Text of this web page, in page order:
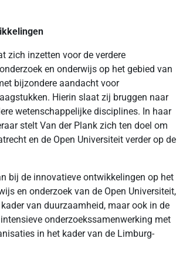
zich inzetten voor de verdere
en onderwijs op het gebied van
bijzondere aandacht voor
Hierin slaat zij bruggen naar
wetenschappelijke disciplines. In haar
stelt Van der Plank zich ten doel om
en de Open Universiteit verder op de
bij de innovatieve ontwikkelingen op het
en onderzoek van de Open Universiteit,
van duurzaamheid, maar ook in de
onderzoekssamenwerking met
in het kader van de Limburg-